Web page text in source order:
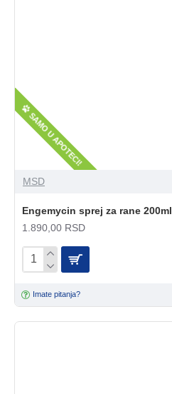
SAMO U APOTECI!
MSD
Engemycin sprej za rane 200ml
1.890,00 RSD
Imate pitanja?